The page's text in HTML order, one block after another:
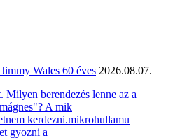
Wales 60 éves 2026.08.07.
Milyen berendezés lenne az a
A mik
kerdezni.mikrohullamu
gyozni a